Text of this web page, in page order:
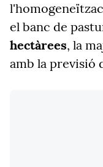
el banc de
hectàrees, la
amb la previsió